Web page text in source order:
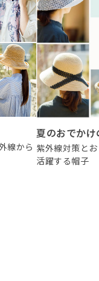
線から
夏のおでかけ
紫外線対策と
活躍する帽子